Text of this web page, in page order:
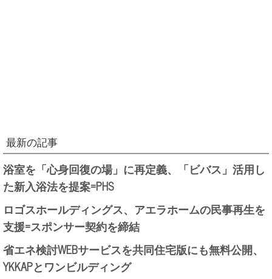
最新の記事
浴室を「心身回復の場」に再定義、「ビバス」活用し
た新入浴法を提案=PHS
ロゴスホールディングス、アエラホームの民事再生を
支援=スポンサー契約を締結
省エネ検討WEBサービスを共同住宅版にも無料公開、
YKKAPとワンビルディング